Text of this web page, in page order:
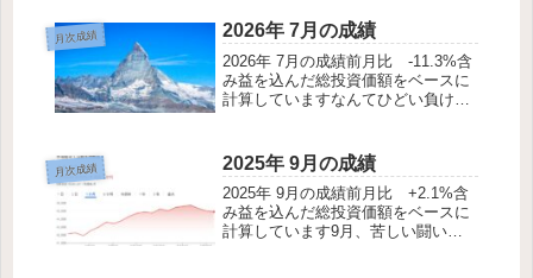
の、徐々に持ち株は伸びて行きまし
た。一月は三元旦を過ぎれば下げ...
月次成績 2026年 7月の成績
2026年 7月の成績前月比 -11.3%含
み益を込んだ総投資価額をベースに
計算していますなんてひどい負け
撃を続けるキオクシアに追い買いを
入れてしまったのが敗因です。初め
て...
月次成績 2025年 9月の成績
2025年 9月の成績前月比 +2.1%含
み益を込んだ総投資価額をベースに
計算しています9月、苦しい闘いで